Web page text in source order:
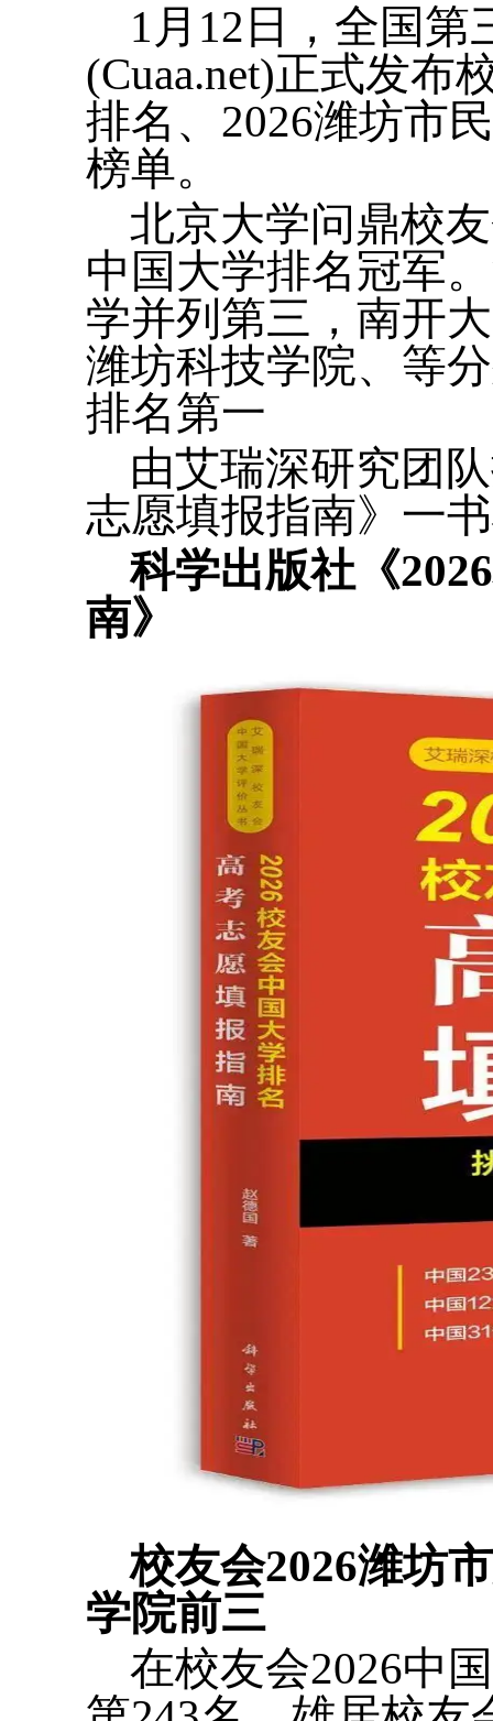
1月12日，全国
(Cuaa.net)正式发布
排名、2026潍坊市
榜单。
北京大学问鼎校
中国大学排名冠军
学并列第三，南开
潍坊科技学院、等
排名第一
由艾瑞深研究团
志愿填报指南》一
科学出版社《
南》
校友会2026潍坊
学院前三
在校友会2026中